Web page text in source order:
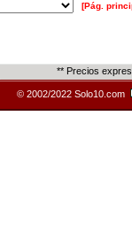
[Pág.
** Precios
© 2002/2022 Solo10.com